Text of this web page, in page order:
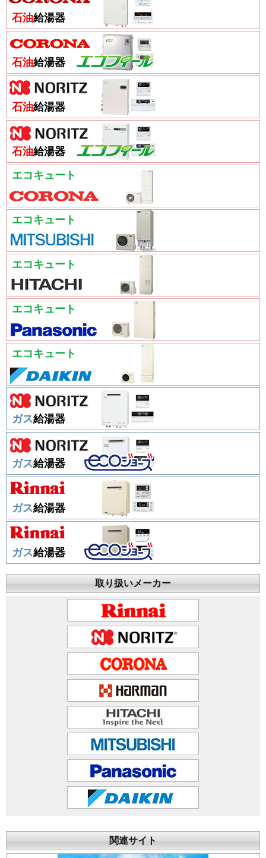
石油給湯器
石油給湯器
石油給湯器
石油給湯器
エコキュート
エコキュート
エコキュート
エコキュート
エコキュート
ガス給湯器
ガス給湯器
ガス給湯器
ガス給湯器
取り扱いメーカー
関連サイト